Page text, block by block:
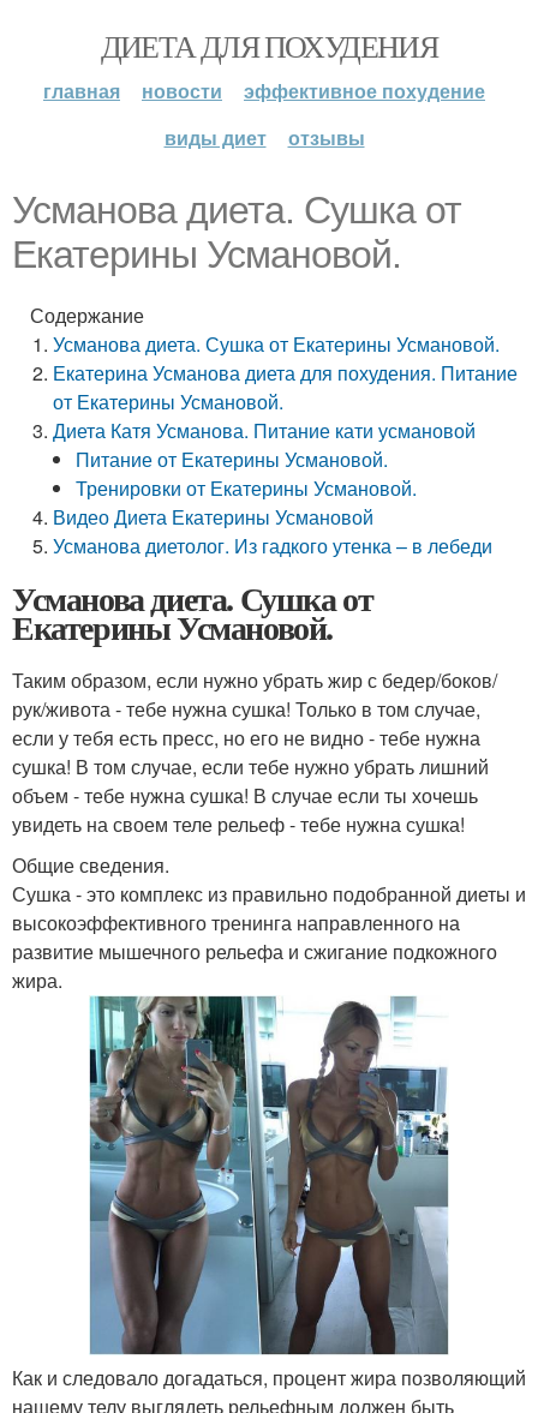
ДИЕТА ДЛЯ ПОХУДЕНИЯ
главная новости
эффективное похудение
виды диет
отзывы
Усманова диета. Сушка от
Екатерины Усмановой.
Содержание
Усманова диета. Сушка от Екатерины Усмановой.
Екатерина Усманова диета для похудения. Питание
от Екатерины Усмановой.
Диета Катя Усманова. Питание кати усмановой
Питание от Екатерины Усмановой.
Тренировки от Екатерины Усмановой.
Видео Диета Екатерины Усмановой
Усманова диетолог. Из гадкого утенка – в лебеди
Усманова диета. Сушка от
Екатерины Усмановой.
Таким образом, если нужно убрать жир с бедер/боков/
рук/живота - тебе нужна сушка! Только в том случае,
если у тебя есть пресс, но его не видно - тебе нужна
сушка! В том случае, если тебе нужно убрать лишний
объем - тебе нужна сушка! В случае если ты хочешь
увидеть на своем теле рельеф - тебе нужна сушка!
Общие сведения.
Сушка - это комплекс из правильно подобранной диеты и
высокоэффективного тренинга направленного на
развитие мышечного рельефа и сжигание подкожного
жира.
Как и следовало догадаться, процент жира позволяющий
нашему телу выглядеть рельефным должен быть